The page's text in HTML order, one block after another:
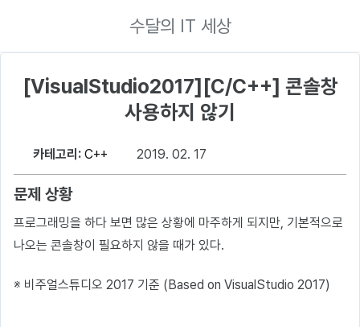
수달의 IT 세상
[VisualStudio2017][C/C++] 콘솔창
사용하지 않기
카테고리: C++ 2019. 02. 17
문제 상황
프로그래밍을 하다 보면 많은 상황에 마주하게 되지만, 기본적으로
나오는 콘솔창이 필요하지 않을 때가 있다.
※ 비주얼스튜디오 2017 기준 (Based on VisualStudio 2017)